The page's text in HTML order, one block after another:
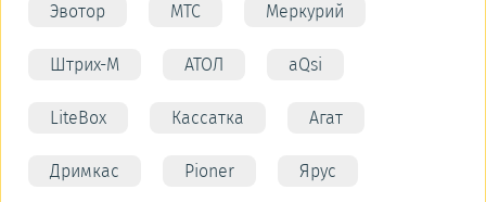
Эвотор МТС Меркурий
Штрих-М АТОЛ aQsi
LiteBox Кассатка Агат
Дримкас Pioner Ярус